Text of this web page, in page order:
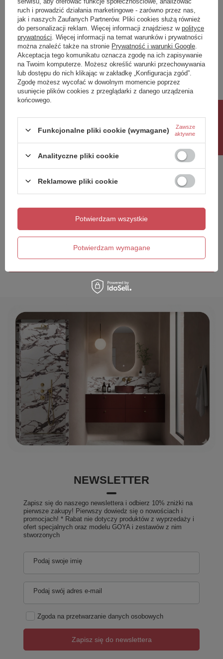
Napisz swoją opinię
Twoja ocena:
5/5
Treść twojej opinii
Dodaj własne zdjęcie produktu:
Wyślij opinię
NEWSLETTER
Zapisz się do naszego newslettera i odbierz 10% zniżki na
pierwsze zakupy! Pierwszy dowiedz się o nowościach i
promocjach! * Rabat nie dotyczy produktów z wyprzedaży i
ofert specjalnych oraz modelu GOYA i zestawów z nim
stworzonych
Podaj swoje imię
Podaj swój adres e-mail
Zgoda na przetwarzanie danych osobowych
Zapisz się do newslettera
ruch i prowadzić działania marketingowe - zarówno przez nas,
jak i naszych Zaufanych Partnerów. Pliki cookies służą również
do personalizacji reklam. Więcej informacji znajdziesz w polityce
prywatności . Więcej informacji na temat warunków i prywatności
można znaleźć także na stronie Prywatność i warunki Google
Akceptacja tego komunikatu oznacza zgodę na ich zapisywanie
na Twoim komputerze. Możesz określić warunki przechowywania
lub dostępu do nich klikając w zakładkę „Konfiguracja zgód”.
Zgodę możesz wycofać w dowolnym momencie poprzez
usunięcie plików cookies z przeglądarki z danego urządzenia
końcowego.
Funkcjonalne pliki cookie (wymagane) Zawsze
aktywne
Analityczne pliki cookie
Reklamowe pliki cookie
Potwierdzam wymagane
Potwierdzam wszystkie